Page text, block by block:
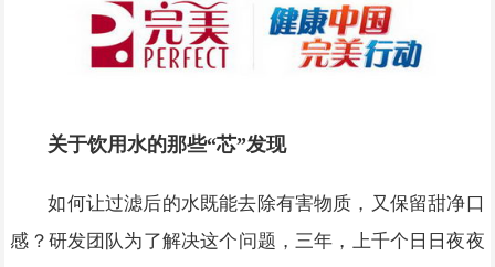
关于饮用水的那些“芯”发现
如何让过滤后的水既能去除有害物质，又保留甜净口
感？研发团队为了解决这个问题，三年，上千个日日夜夜